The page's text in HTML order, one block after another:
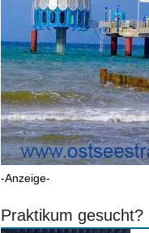
-Anzeige-
Praktikum gesucht?